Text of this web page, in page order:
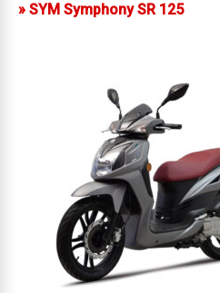
» SYM Symphony SR 125